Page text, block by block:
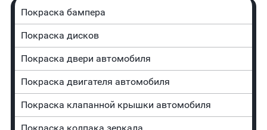
Покраска бампера
Покраска дисков
Покраска двери автомобиля
Покраска двигателя автомобиля
Покраска клапанной крышки автомобиля